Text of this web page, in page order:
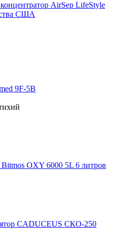
AirSep LifeStyle
США
9F-5B
OXY 6000 5L 6 литров
CADUCEUS СКО-250